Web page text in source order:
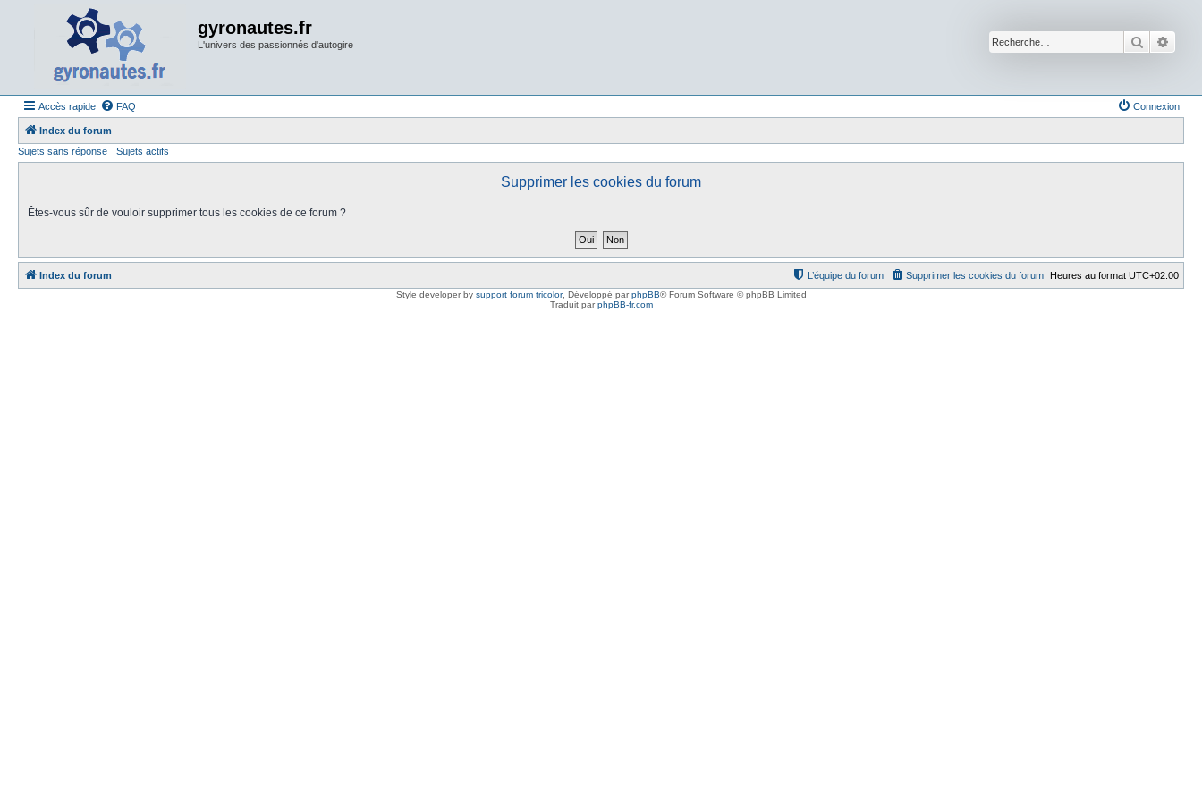
gyronautes.fr
L'univers des passionnés d'autogire
Accès rapide FAQ Connexion
Index du forum
Sujets sans réponse
Sujets actifs
Supprimer les cookies du forum
Êtes-vous sûr de vouloir supprimer tous les cookies de ce forum ?
Index du forum Heures au format UTC+02:00
Supprimer les cookies du forum
L’équipe du forum
Style developer by support forum tricolor, Développé parphpBB® Forum Software © phpBB Limited
Traduit parphpBB-fr.com